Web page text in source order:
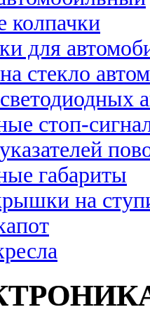
колпачки
для
стекло
стоп-
габариты
на